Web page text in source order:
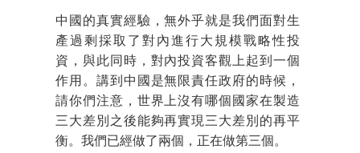
中國的真實經驗，無外乎就是我們面對生
產過剩採取了對內進行大規模戰略性投
資，與此同時，對內投資客觀上起到一個
作用。講到中國是無限責任政府的時候，
請你們注意，世界上沒有哪個國家在製造
三大差別之後能夠再實現三大差別的再平
衡。我們已經做了兩個，正在做第三個。